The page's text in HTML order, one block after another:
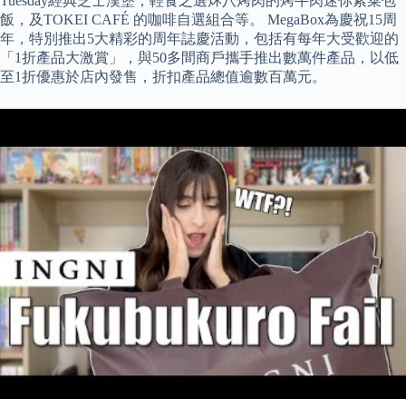
飯，及TOKEI CAFÉ 的咖啡自選組合等。 MegaBox為慶祝15周
年，特別推出5大精彩的周年誌慶活動，包括有每年大受歡迎的
「1折產品大激賞」，與50多間商戶攜手推出數萬件產品，以低
至1折優惠於店內發售，折扣產品總值逾數百萬元。